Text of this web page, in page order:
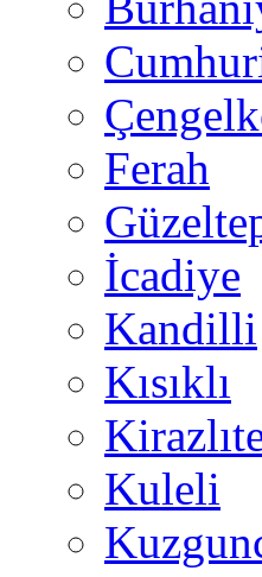
Ferah
İcadiye
Kandilli
Kısıklı
Kuleli